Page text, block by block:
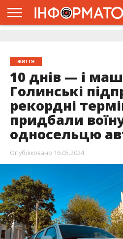
ЖИТТЯ
10 днів — і
Голинські
рекордні
придбали
односельцю
Опубліковано 16.05.2024